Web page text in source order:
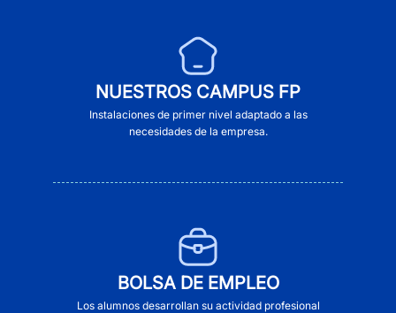
NUESTROS CAMPUS FP
Instalaciones de primer nivel adaptado a las
necesidades de la empresa.
BOLSA DE EMPLEO
Los alumnos desarrollan su actividad profesional